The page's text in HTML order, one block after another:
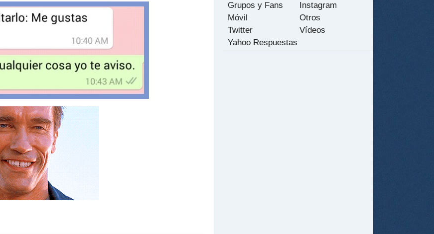
Grupos y Fans
Instagram
Móvil
Otros
Twitter
Vídeos
Yahoo Respuestas